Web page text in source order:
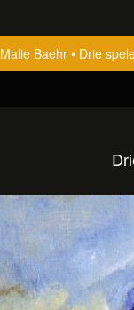
Malie Baehr
Drie